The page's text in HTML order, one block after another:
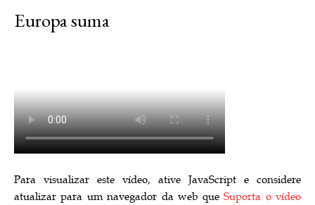
Europa suma
Para visualizar este vídeo, ative JavaScript e considere
atualizar para um navegador da web queSuporta o vídeo